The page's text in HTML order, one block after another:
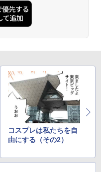
コスプレは私たちを自
由にする（その2）